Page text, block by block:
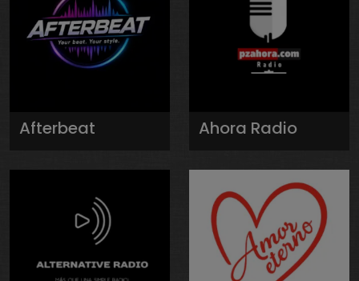
Afterbeat Ahora Radio